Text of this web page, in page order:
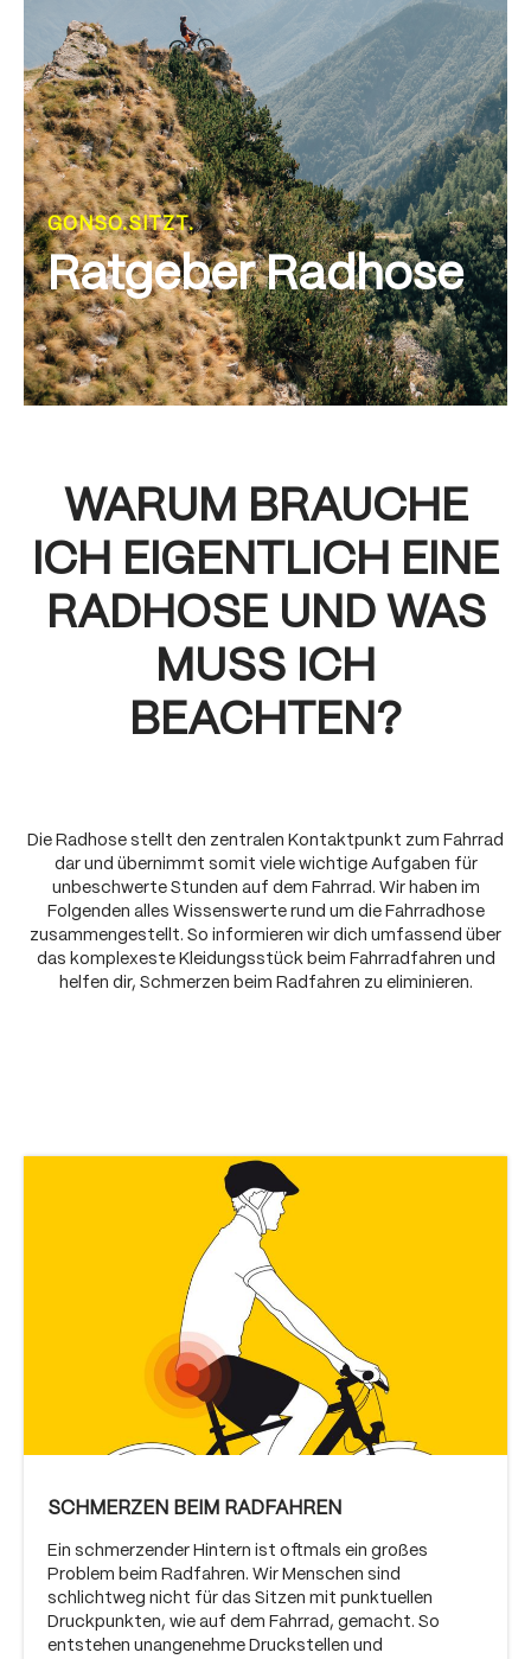
GONSO.SITZT.
Ratgeber Radhose
WARUM BRAUCHE
ICH EIGENTLICH EINE
RADHOSE UND WAS
MUSS ICH
BEACHTEN?
Die Radhose stellt den zentralen Kontaktpunkt zum Fahrrad
dar und übernimmt somit viele wichtige Aufgaben für
unbeschwerte Stunden auf dem Fahrrad. Wir haben im
Folgenden alles Wissenswerte rund um die Fahrradhose
zusammengestellt. So informieren wir dich umfassend über
das komplexeste Kleidungsstück beim Fahrradfahren und
helfen dir, Schmerzen beim Radfahren zu eliminieren.
SCHMERZEN BEIM RADFAHREN
Ein schmerzender Hintern ist oftmals ein großes
Problem beim Radfahren. Wir Menschen sind
schlichtweg nicht für das Sitzen mit punktuellen
Druckpunkten, wie auf dem Fahrrad, gemacht. So
entstehen unangenehme Druckstellen und